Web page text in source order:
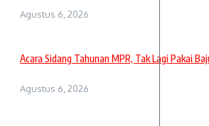
Agustus 6, 2026
Acara Sidang Tahunan MPR, Tak Lagi Pakai
Agustus 6, 2026